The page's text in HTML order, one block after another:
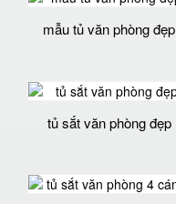
mẫu tủ văn phòng đẹp
tủ sắt văn phòng đẹp